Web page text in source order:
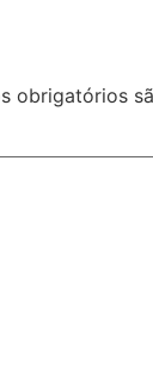
obrigatórios